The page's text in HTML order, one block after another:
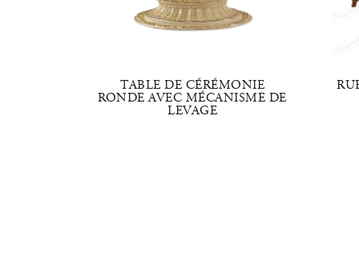
TABLE DE CÉRÉMONIE
RONDE AVEC MÉCANISME DE
LEVAGE